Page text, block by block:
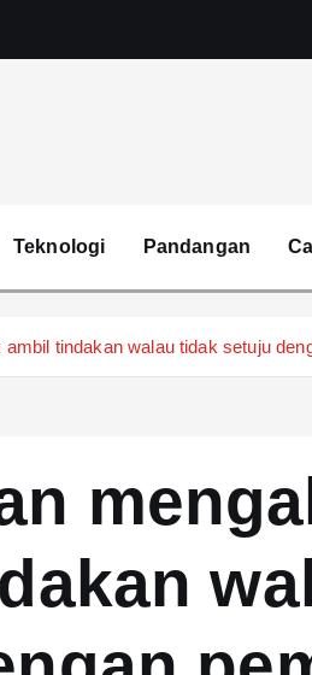
Teknologi Pandangan
tindakan walau tidak setuju